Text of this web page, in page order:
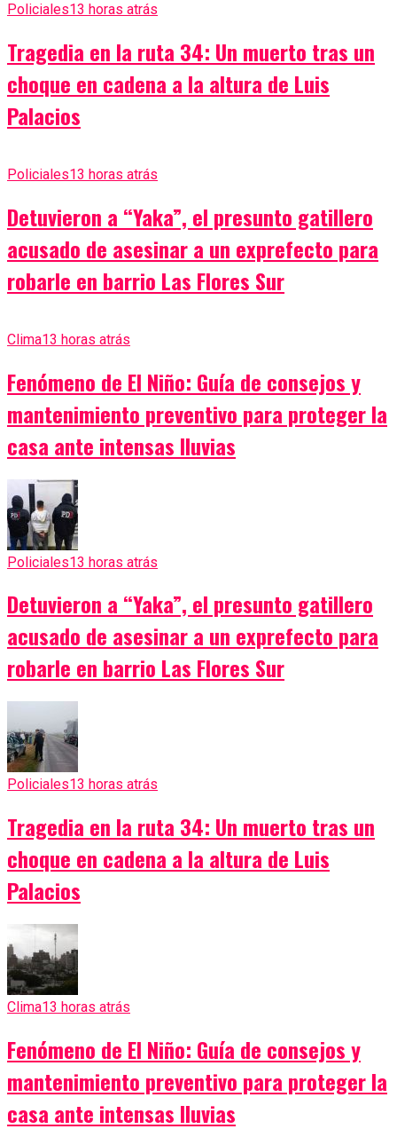
Policiales13 horas atrás
Tragedia en la ruta 34: Un muerto tras un
choque en cadena a la altura de Luis
Palacios
Policiales13 horas atrás
Detuvieron a “Yaka”, el presunto gatillero
acusado de asesinar a un exprefecto para
robarle en barrio Las Flores Sur
Clima13 horas atrás
Fenómeno de El Niño: Guía de consejos y
mantenimiento preventivo para proteger la
casa ante intensas lluvias
Policiales13 horas atrás
Detuvieron a “Yaka”, el presunto gatillero
acusado de asesinar a un exprefecto para
robarle en barrio Las Flores Sur
Policiales13 horas atrás
Tragedia en la ruta 34: Un muerto tras un
choque en cadena a la altura de Luis
Palacios
Clima13 horas atrás
Fenómeno de El Niño: Guía de consejos y
mantenimiento preventivo para proteger la
casa ante intensas lluvias